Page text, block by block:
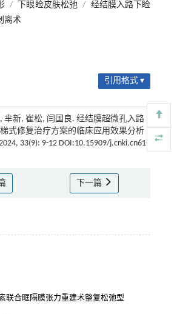
/ 下眼睑皮肤松弛 / 经结膜入路下睑
离术
引用格式 ▾
芈新, 崔松, 闫国良. 经结膜超微孔入路
式修复治疗方案的临床应用效果分析
33(9): 9-12 DOI:10.15909/j.cnki.cn61-
下一篇